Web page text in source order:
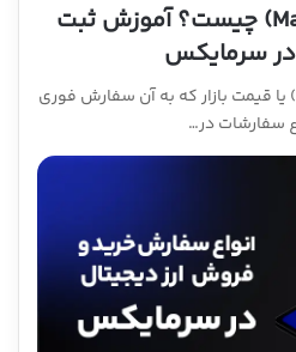
سفارش مارکت (Market) چیست؟ آموزش ثبت
سرمایکس
سفارش مارکت (Market Order) یا قیمت بازار که به آن سفارش فوری
سفارشات در…